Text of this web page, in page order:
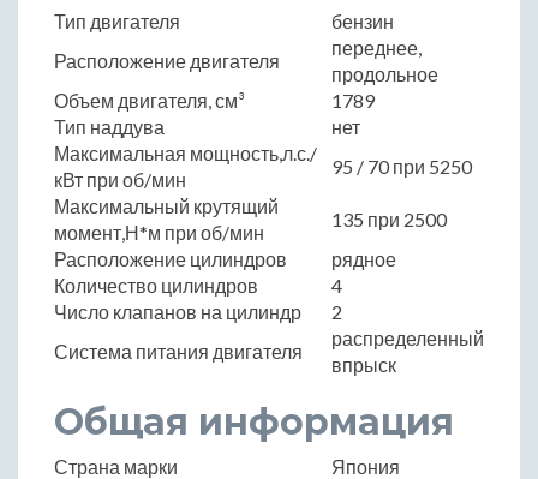
Тип двигателя
бензин
Расположение двигателя
переднее,
продольное
Объем двигателя, см³
1789
Тип наддува
нет
Максимальная мощность,л.с./
кВт при об/мин
95 / 70 при 5250
Максимальный крутящий
момент,Н*м при об/мин
135 при 2500
Расположение цилиндров
рядное
Количество цилиндров
4
Число клапанов на цилиндр
2
Система питания двигателя
распределенный
впрыск
Общая информация
Страна марки
Япония